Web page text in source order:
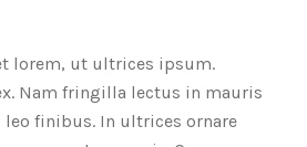
lorem, ut ultrices ipsum.
Nam fringilla lectus in mauris
finibus. In ultrices ornare